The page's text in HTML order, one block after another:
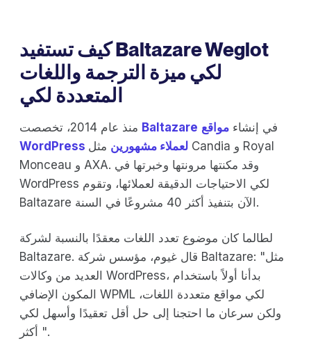
كيف تستفيد Baltazare Weglot
لكي ميزة الترجمة واللغات
المتعددة لكي
Baltazare في إنشاء مواقع
WordPress لعملاء مشهورين مثل Candia و Royal
Monceau و AXA. وقد مكنتها مرونتها وخبرتها في
WordPress لكي الاحتياجات الدقيقة لعملائها، وتقوم
Baltazare الآن بتنفيذ أكثر 40 مشروعًا في السنة.
لطالما كان موضوع تعدد اللغات معقدًا بالنسبة لشركة
Baltazare. قال غيوم، مؤسس شركة Baltazare: "مثل
العديد من وكالات WordPress، بدأنا أولاً باستخدام
المكون الإضافي WPML لكي مواقع متعددة اللغات،
ولكن سرعان ما احتجنا إلى حل أقل تعقيدًا وأسهل لكي
أكثر ".